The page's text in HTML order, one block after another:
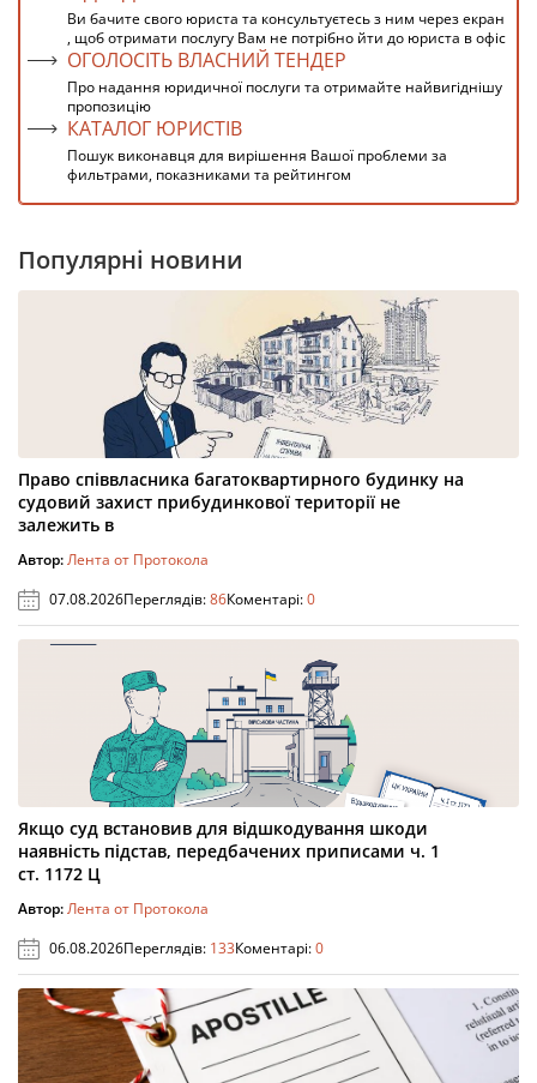
Ви бачите свого юриста та консультуєтесь з ним через екран
, щоб отримати послугу Вам не потрібно йти до юриста в офіс
ОГОЛОСІТЬ ВЛАСНИЙ ТЕНДЕР
Про надання юридичної послуги та отримайте найвигіднішу
пропозицію
КАТАЛОГ ЮРИСТІВ
Пошук виконавця для вирішення Вашої проблеми за
фильтрами, показниками та рейтингом
Популярні новини
Право співвласника багатоквартирного будинку на
судовий захист прибудинкової території не
залежить в
Автор:Лента от Протокола
07.08.2026Переглядів:86Коментарі:0
Якщо суд встановив для відшкодування шкоди
наявність підстав, передбачених приписами ч. 1
ст. 1172 Ц
Автор:Лента от Протокола
06.08.2026Переглядів: 133Коментарі:0